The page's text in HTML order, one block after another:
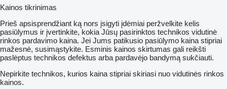
Kainos tikrinimas
Prieš apsisprendžiant ką nors įsigyti įdėmiai peržvelkite kelis
pasiūlymus ir įvertinkite, kokia Jūsų pasirinktos technikos vidutinė
rinkos pardavimo kaina. Jei Jums patikusio pasiūlymo kaina stipriai
mažesnė, susimąstykite. Esminis kainos skirtumas gali reikšti
paslėptus technikos defektus arba pardavėjo bandymą sukčiauti.
Nepirkite technikos, kurios kaina stipriai skiriasi nuo vidutinės rinkos
kainos.